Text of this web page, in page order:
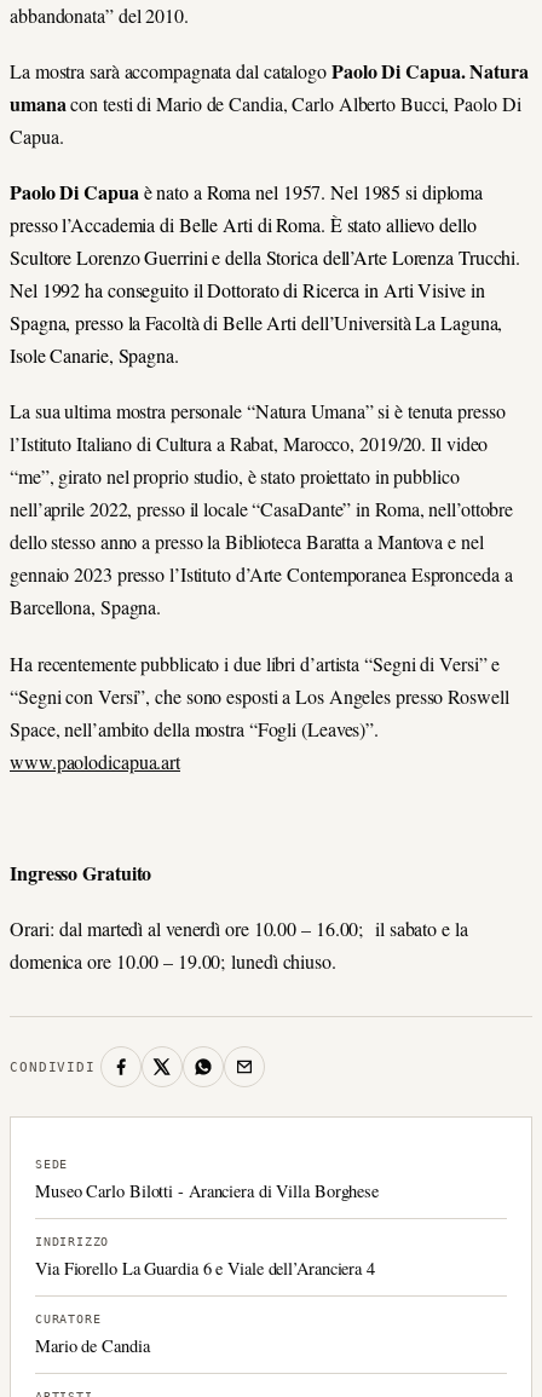
abbandonata” del 2010.
La mostra sarà accompagnata dal catalogoPaolo Di Capua. Natura
umanacon testi di Mario de Candia, Carlo Alberto Bucci, Paolo Di
Capua.
Paolo Di Capuaè nato a Roma nel 1957. Nel 1985 si diploma
presso l’Accademia di Belle Arti di Roma. È stato allievo dello
Scultore Lorenzo Guerrini e della Storica dell’Arte Lorenza Trucchi.
Nel 1992 ha conseguito il Dottorato di Ricerca in Arti Visive in
Spagna, presso la Facoltà di Belle Arti dell’Università La Laguna,
Isole Canarie, Spagna.
La sua ultima mostra personale “Natura Umana” si è tenuta presso
l’Istituto Italiano di Cultura a Rabat, Marocco, 2019/20. Il video
“me”, girato nel proprio studio, è stato proiettato in pubblico
nell’aprile 2022, presso il locale “CasaDante” in Roma, nell’ottobre
dello stesso anno a presso la Biblioteca Baratta a Mantova e nel
gennaio 2023 presso l’Istituto d’Arte Contemporanea Espronceda a
Barcellona, Spagna.
Ha recentemente pubblicato i due libri d’artista “Segni di Versi” e
“Segni con Versi”, che sono esposti a Los Angeles presso Roswell
Space, nell’ambito della mostra “Fogli (Leaves)”.
www.paolodicapua.art
Ingresso Gratuito
Orari:dal martedì al venerdì ore 10.00 – 16.00;il sabato e la
domenica ore 10.00 – 19.00;lunedì chiuso.
CONDIVIDI
SEDE
Museo Carlo Bilotti - Aranciera di Villa Borghese
INDIRIZZO
Via Fiorello La Guardia 6 e Viale dell’Aranciera 4
CURATORE
Mario de Candia